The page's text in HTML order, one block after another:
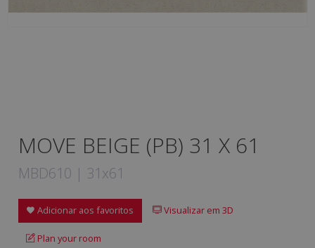
MOVE BEIGE (PB) 31 X 61
MBD610 | 31x61
Adicionar aos favoritos Visualizar em 3D
Plan your room